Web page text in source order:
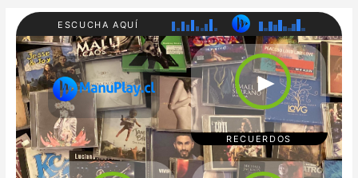
ESCUCHA AQUÍ
RADI
O
MAN
UPL
AY
80'S
90'S
200
0'S
REC
UER
DOS
CUM
BIA/
POP/
BAL
►
RECUERDOS